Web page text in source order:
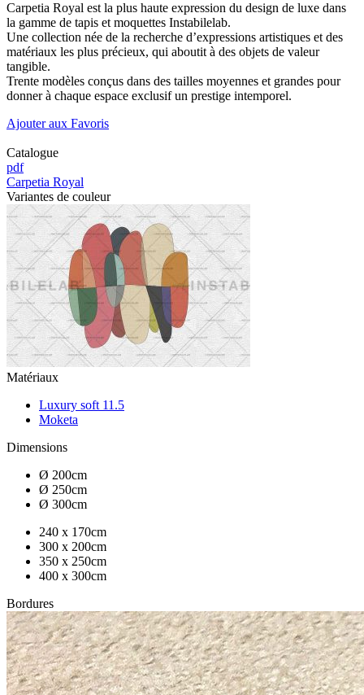
Carpetia Royal est la plus haute expression du design de luxe dans
la gamme de tapis et moquettes Instabilelab.
Une collection née de la recherche d’expressions artistiques et des
matériaux les plus précieux, qui aboutit à des objets de valeur
tangible.
Trente modèles conçus dans des tailles moyennes et grandes pour
donner à chaque espace exclusif un prestige intemporel.
Ajouter aux Favoris
Catalogue
pdf
Carpetia Royal
Variantes de couleur
Matériaux
Luxury soft 11.5
Moketa
Dimensions
Ø 200cm
Ø 250cm
Ø 300cm
240 x 170cm
300 x 200cm
350 x 250cm
400 x 300cm
Bordures